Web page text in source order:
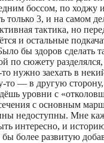
боссом, по ходжу
только 3, и на самом
тактика, но
и остальные
бы здоров сделать
по сюжету
нужно заехать в
то — в другую
уровни с
с основным
недоступны. Мне
интересно, и
более развитую